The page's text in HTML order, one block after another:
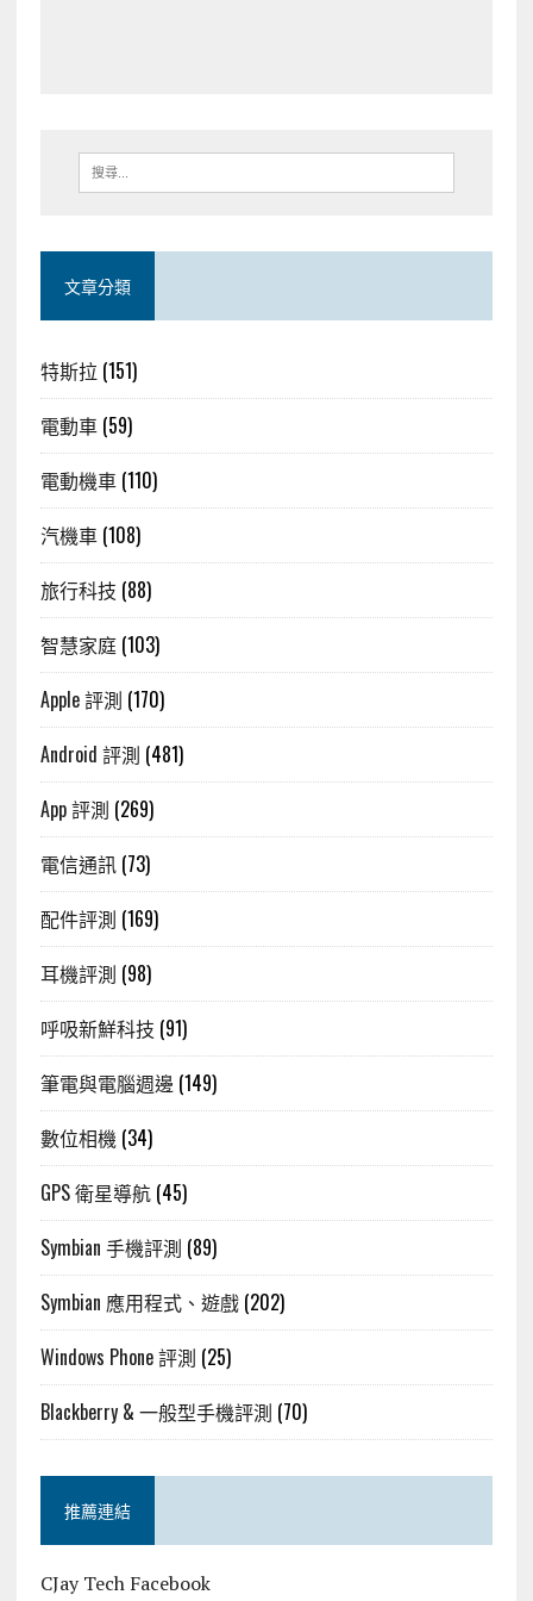
文章分類
特斯拉 (151)
電動車(59)
電動機車(110)
汽機車(108)
旅行科技 (88)
智慧家庭(103)
Apple 評測 (170)
Android 評測 (481)
App 評測 (269)
電信通訊(73)
配件評測 (169)
耳機評測 (98)
呼吸新鮮科技 (91)
筆電與電腦週邊 (149)
數位相機(34)
GPS 衛星導航(45)
Symbian 手機評測 (89)
Symbian 應用程式、遊戲(202)
Windows Phone 評測 (25)
Blackberry & 一般型手機評測 (70)
推薦連結
CJay Tech Facebook